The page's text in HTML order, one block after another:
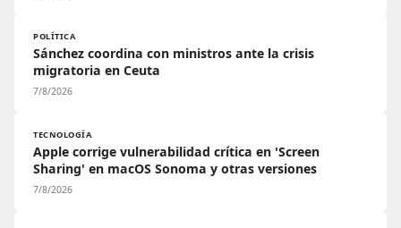
POLÍTICA
Sánchez coordina con ministros ante la crisis
migratoria en Ceuta
7/8/2026
TECNOLOGÍA
Apple corrige vulnerabilidad crítica en 'Screen
Sharing' en macOS Sonoma y otras versiones
7/8/2026